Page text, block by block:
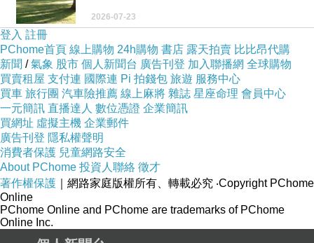
2026-07-23
登入 註冊
PChome首頁 線上購物 24h購物 書店 露天拍賣 比比昂代購
新聞 /氣象 股市 個人新聞台 廣告刊登 加入聯播網 全球購物
買賣租屋 支付連 國際連 Pi 拍錢包 旅遊 服務中心
買車 旅行團 汽車險推薦 線上麻將 雜誌 星座命理 會員中心
一元簡訊 直播達人 數位憑證 企業簡訊
買網址 虛擬主機 企業郵件
廣告刊登 隱私權聲明
消費者保護 兒童網路安全
About PChome 投資人聯絡 徵才
著作權保護 ｜網路家庭版權所有、轉載必究 ‧Copyright PChome
Online
PChome Online and PChome are trademarks of PChome
Online Inc.